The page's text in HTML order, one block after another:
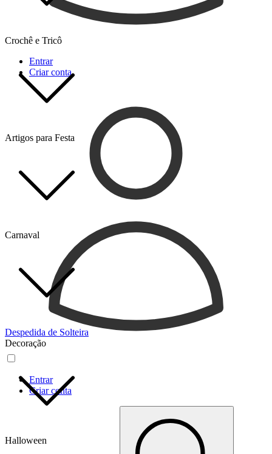
Crochê e Tricô
Artigos para Festa
Carnaval
Despedida de Solteira
Decoração
Halloween
Entrar
Criar conta
Entrar
Criar conta